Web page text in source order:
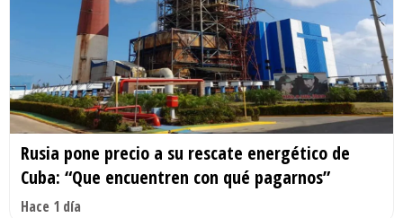
Rusia pone precio a su rescate energético de
Cuba: “Que encuentren con qué pagarnos”
Hace 1 día